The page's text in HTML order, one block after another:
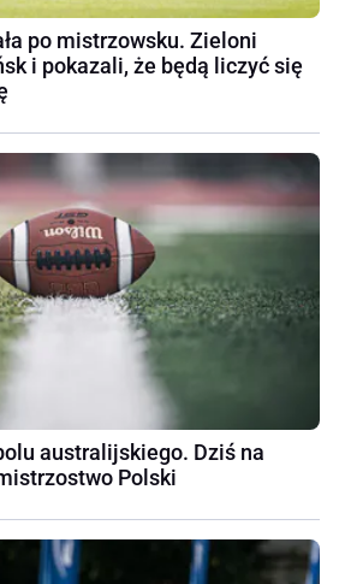
po mistrzowsku. Zieloni
i pokazali, że będą liczyć się
australijskiego. Dziś na
Polski